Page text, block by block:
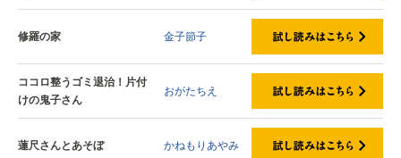
修羅の家 金子節子
ココロ整うゴミ退治！片付
けの鬼子さん
おがたちえ
蓮尺さんとあそぼ かねもりあやみ